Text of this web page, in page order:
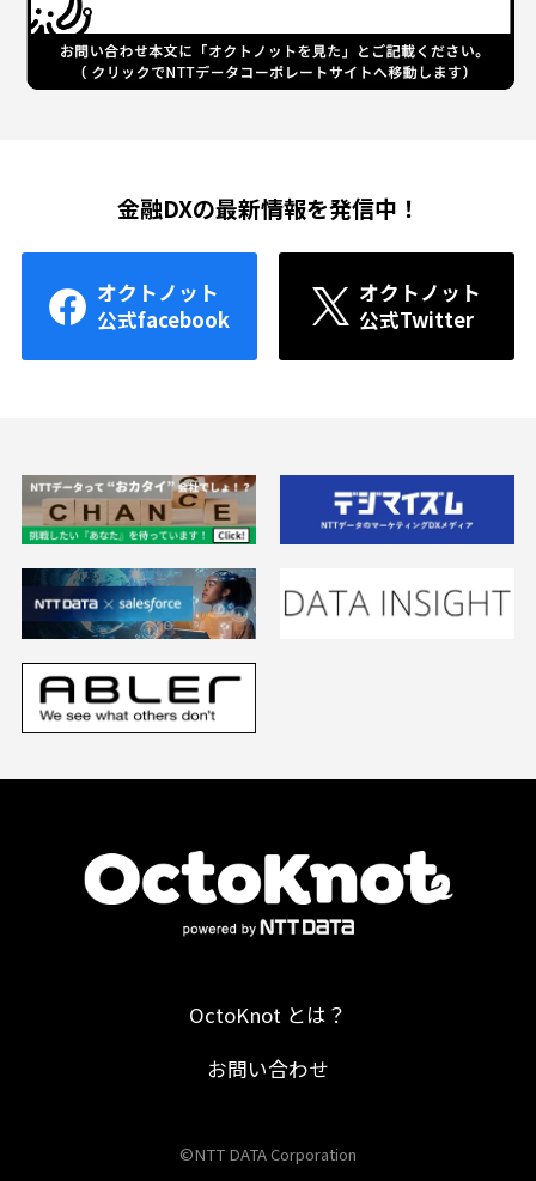
金融DXの最新情報を発信中！
オクトノット
公式facebook
オクトノット
公式Twitter
OctoKnot とは？
お問い合わせ
©NTT DATA Corporation